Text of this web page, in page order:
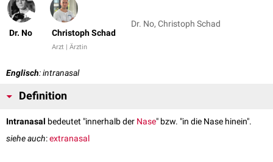
Dr. No Christoph Schad
Arzt | Ärztin
Dr. No, Christoph Schad
Englisch: intranasal
Definition
Intranasal bedeutet "innerhalb der Nase" bzw. "in die Nase hinein".
siehe auch:extranasal